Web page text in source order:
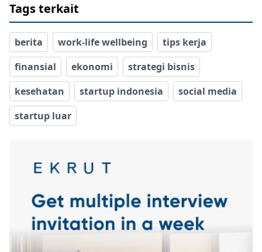
Tags terkait
berita work-life wellbeing
tips kerja
finansial
ekonomi
strategi bisnis
kesehatan
startup indonesia
social media
startup luar